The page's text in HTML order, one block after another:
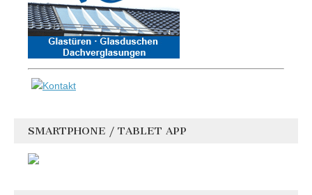
SMARTPHONE / TABLET APP